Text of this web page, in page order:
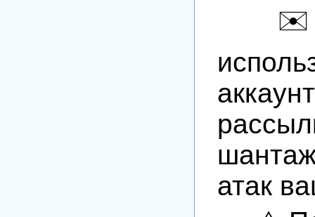
✉️
атак